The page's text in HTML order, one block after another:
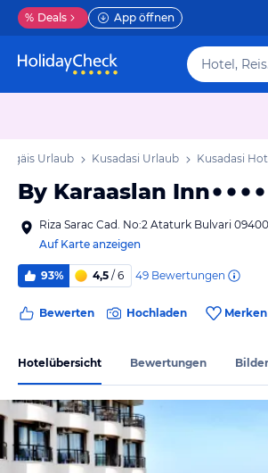
% Deals App öffnen
Ägäis Urlaub Kusadasi Urlaub Kusadasi
By Karaaslan Inn
Riza Sarac Cad. No:2 Ataturk Bulvari
Auf Karte anzeigen
93% 4,5 / 6 49 Bewertungen
Bewerten Hochladen Merken
Hotelübersicht Bewertungen Bilder